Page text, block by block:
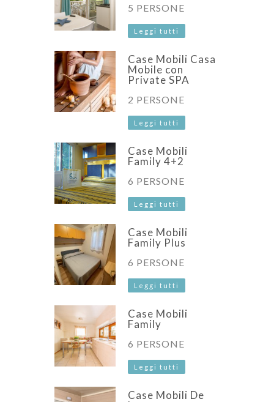
5 PERSONE
Leggi tutti
Case Mobili Casa
Mobile con
Private SPA
2 PERSONE
Leggi tutti
Case Mobili
Family 4+2
6 PERSONE
Leggi tutti
Case Mobili
Family Plus
6 PERSONE
Leggi tutti
Case Mobili
Family
6 PERSONE
Leggi tutti
Case Mobili De